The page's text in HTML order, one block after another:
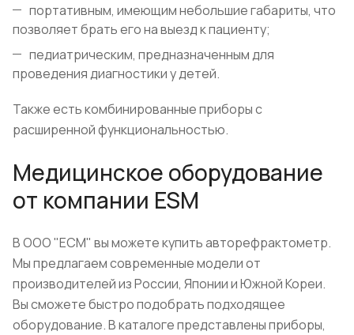
портативным, имеющим небольшие габариты, что
позволяет брать его на выезд к пациенту;
педиатрическим, предназначенным для
проведения диагностики у детей.
Также есть комбинированные приборы с
расширенной функциональностью.
Медицинское оборудование
от компании ESM
В ООО "ЕСМ" вы можете купить авторефрактометр.
Мы предлагаем современные модели от
производителей из России, Японии и Южной Кореи.
Вы сможете быстро подобрать подходящее
оборудование. В каталоге представлены приборы,